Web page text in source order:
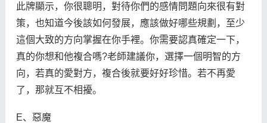
此牌顯示，你很聰明，對待你們的感情問題向來很有對
策，也知道今後該如何發展，應該做好哪些規劃，至少
這個大致的方向掌握在你手裡。你需要認真確定一下，
真的你想和他複合嗎?老師建議你，選擇一個明智的方
向，若真的愛對方，複合後就要好好珍惜。若不再愛
了，那就互不相擾。
E、惡魔